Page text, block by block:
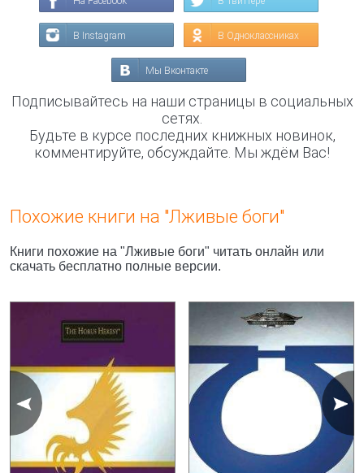
В Instagram В Одноклассниках
Мы Вконтакте
Подписывайтесь на наши страницы в социальных
сетях.
Будьте в курсе последних книжных новинок,
комментируйте, обсуждайте. Мы ждём Вас!
Похожие книги на "Лживые боги"
Книги похожие на "Лживые боги" читать онлайн или
скачать бесплатно полные версии.